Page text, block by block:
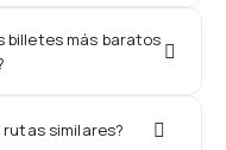
billetes más baratos
similares?